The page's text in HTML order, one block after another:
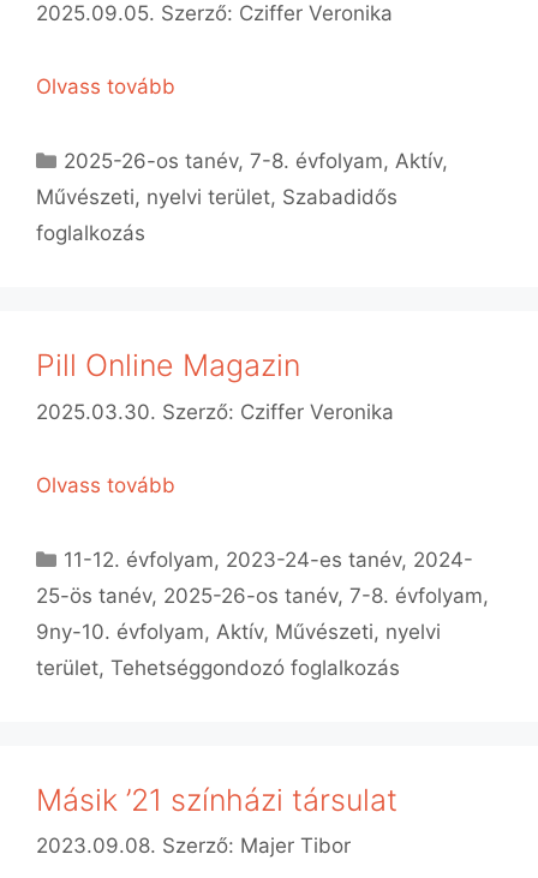
2025.09.05. Szerző: Cziffer Veronika
Olvass tovább
Kategória
2025-26-os tanév,7-8. évfolyam,Aktív,
Művészeti, nyelvi terület, Szabadidős
foglalkozás
Pill Online Magazin
2025.03.30. Szerző: Cziffer Veronika
Olvass tovább
Kategória
11-12. évfolyam, 2023-24-es tanév, 2024-
25-ös tanév, 2025-26-os tanév, 7-8. évfolyam,
9ny-10. évfolyam, Aktív, Művészeti, nyelvi
terület, Tehetséggondozó foglalkozás
Másik ’21 színházi társulat
2023.09.08. Szerző: Majer Tibor